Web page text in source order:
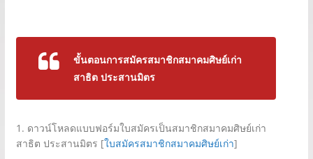
ขั้นตอนการสมัครสมาชิกสมาคมศิษย์เก่า
สาธิต ประสานมิตร
1. ดาวน์โหลดแบบฟอร์มใบสมัครเป็นสมาชิกสมาคมศิษย์เก่า
สาธิต ประสานมิตร [ใบสมัครสมาชิกสมาคมศิษย์เก่า]